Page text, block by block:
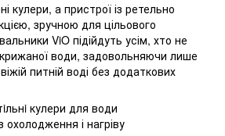
кулери, а пристрої із ретельно
зручною для цільового
ViO підійдуть усім, хто не
води, задовольняючи лише
питній воді без додаткових